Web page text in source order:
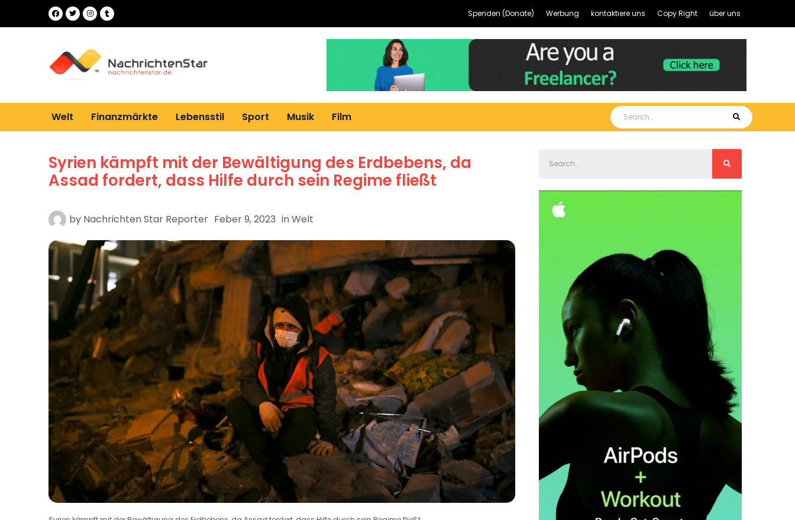
Spenden (Donate) Werbung kontaktiere uns Copy Right über uns
Welt Finanzmärkte Lebensstil Sport Musik Film
Syrien kämpft mit der Bewältigung des Erdbebens, da
Assad fordert, dass Hilfe durch sein Regime fließt
by Nachrichten Star Reporter Feber 9, 2023 inWelt